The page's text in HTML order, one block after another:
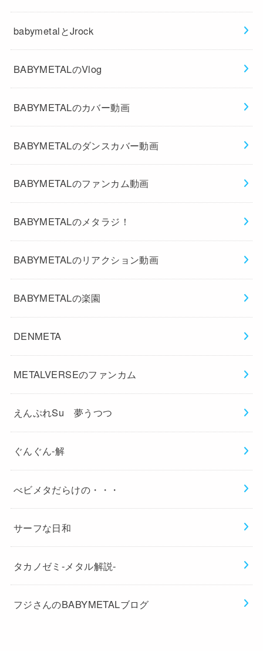
babymetalとJrock
BABYMETALのVlog
BABYMETALのカバー動画
BABYMETALのダンスカバー動画
BABYMETALのファンカム動画
BABYMETALのメタラジ！
BABYMETALのリアクション動画
BABYMETALの楽園
DENMETA
METALVERSEのファンカム
えんぷれSu 夢うつつ
ぐんぐん-解
べビメタだらけの・・・
サーフな日和
タカノゼミ-メタル解説-
フジさんのBABYMETALブログ